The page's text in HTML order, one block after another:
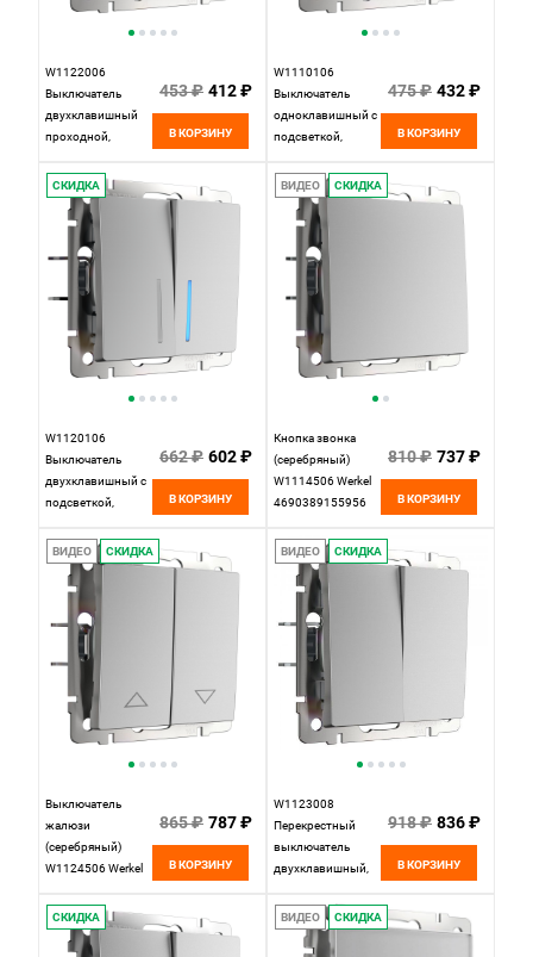
W1122006
Выключатель
двухклавишный
проходной,
Werkel,
4690389164835
453 ₽ 412 ₽
В КОРЗИНУ
W1110106
Выключатель
одноклавишный с
подсветкой,
Werkel,
4690389164811
475 ₽ 432 ₽
В КОРЗИНУ
СКИДКА
W1120106
Выключатель
двухклавишный с
подсветкой,
Werkel,
4690389164859
662 ₽ 602 ₽
В КОРЗИНУ
ВИДЕО СКИДКА
Кнопка звонка
(серебряный)
W1114506 Werkel
4690389155956
810 ₽ 737 ₽
В КОРЗИНУ
ВИДЕО СКИДКА
Выключатель
жалюзи
(серебряный)
W1124506 Werkel
865 ₽ 787 ₽
В КОРЗИНУ
ВИДЕО СКИДКА
W1123008
Перекрестный
выключатель
двухклавишный,
Werkel,
4690389182181
918 ₽ 836 ₽
В КОРЗИНУ
СКИДКА ВИДЕО СКИДКА